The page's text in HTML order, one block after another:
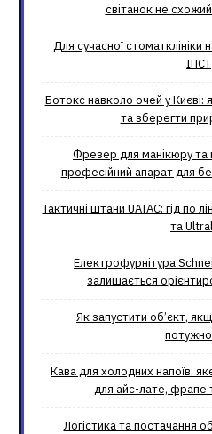
світанок не
Для сучасної
ІПСТ
Ботокс навколо очей у Києві:
та зберегти
Фрезер для манікюру та
професійний апарат для
Тактичні штани UATAC: гід по
та
Електрофурнітура
залишається
Як запустити об’єкт,
Кава для холодних напоїв:
для айс-лате, фрапе
Логістика та постачання